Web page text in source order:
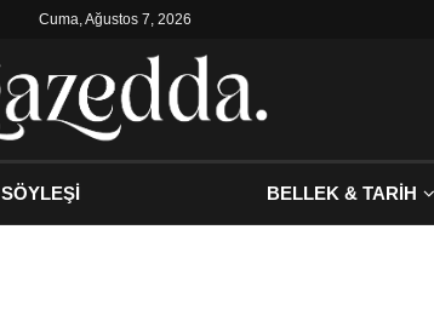
Cuma, Ağustos 7, 2026
SÖYLEŞİ BELLEK & TARİH